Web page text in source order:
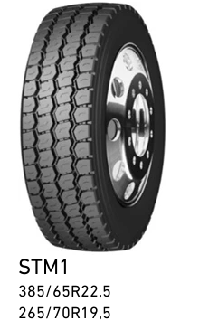
STM1
385/65R22,5
265/70R19,5